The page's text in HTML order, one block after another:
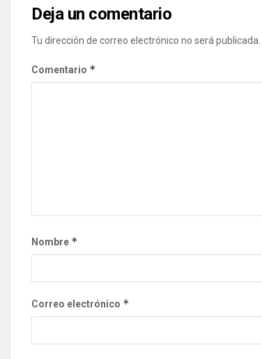
Deja un comentario
Tu dirección de correo electrónico no será publicada.
Comentario *
Nombre *
Correo electrónico *